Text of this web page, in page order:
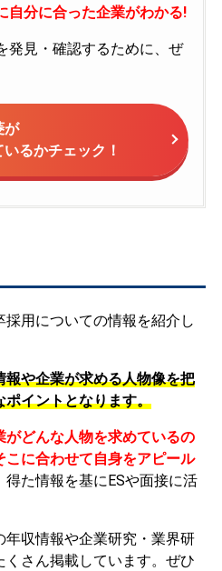
自分に合った企業がわかる!
発見・確認するために、ぜ
が
るかチェック！
用についての情報を紹介し
報や企業が求める人物像を把
ポイントとなります。
がどんな人物を求めているの
こに合わせて自身をアピール
得た情報を基にESや面接に活
年収情報や企業研究・業界研
さん掲載しています。ぜひ